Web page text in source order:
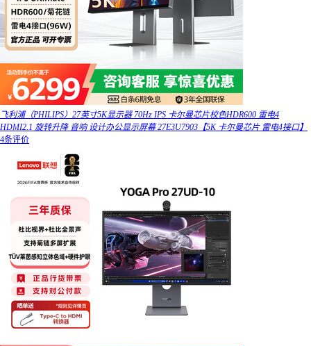
飞利浦（PHILIPS）27英寸5K显示器 70Hz IPS 卡尔曼芯片校色HDR600 雷电4
HDMI2.1 旋转升降 音响 设计办公显示屏幕 27E3U7903【5K 卡尔曼芯片 雷电4接口】
4条评价